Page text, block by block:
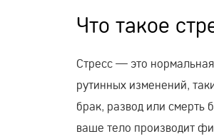
Что такое
Стресс — это
рутинных изменений,
брак, развод или смерть
ваше тело производит